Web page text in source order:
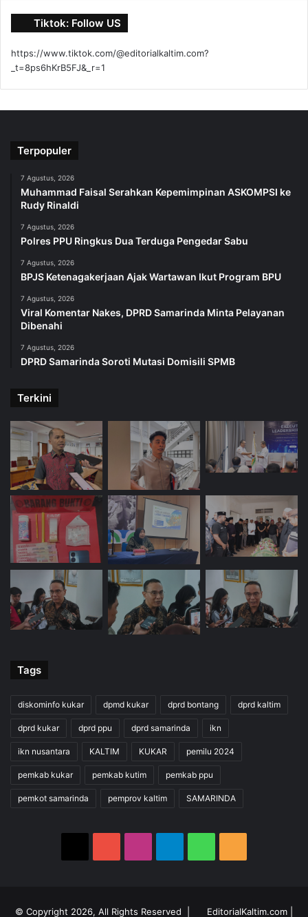
Tiktok: Follow US
https://www.tiktok.com/@editorialkaltim.com?
_t=8ps6hKrB5FJ&_r=1
Terpopuler
7 Agustus, 2026
Muhammad Faisal Serahkan Kepemimpinan ASKOMPSI ke
Rudy Rinaldi
7 Agustus, 2026
Polres PPU Ringkus Dua Terduga Pengedar Sabu
7 Agustus, 2026
BPJS Ketenagakerjaan Ajak Wartawan Ikut Program BPU
7 Agustus, 2026
Viral Komentar Nakes, DPRD Samarinda Minta Pelayanan
Dibenahi
7 Agustus, 2026
DPRD Samarinda Soroti Mutasi Domisili SPMB
Terkini
Tags
diskominfo kukar dpmd kukar dprd bontang dprd kaltim
dprd kukar dprd ppu dprd samarinda ikn
ikn nusantara KALTIM KUKAR pemilu 2024
pemkab kukar pemkab kutim pemkab ppu
pemkot samarinda pemprov kaltim SAMARINDA
© Copyright 2026, All Rights Reserved | EditorialKaltim.com